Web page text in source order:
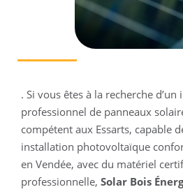
. Si vous êtes à la recherche
professionnel de panneaux
compétent aux Essarts, capable
installation photovoltaïque
en Vendée, avec du matériel
professionnelle, Solar Bois